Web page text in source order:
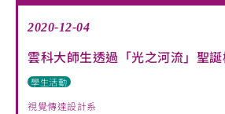
2020-12-04
雲科大師生透過「光之河流」聖
學生活動
視覺傳達設計系